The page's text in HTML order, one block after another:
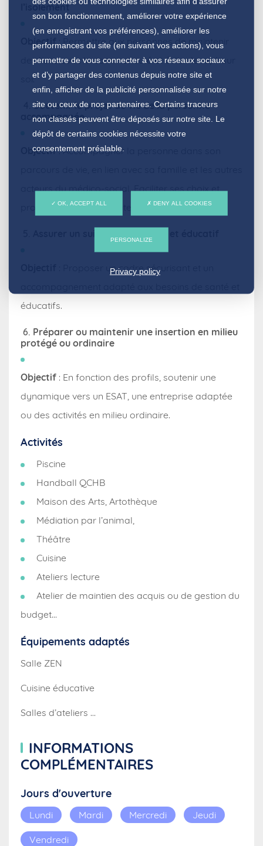
l’isolement
Objectif: Permettre aux personnes de maintenir
des liens avec la communauté et éviter le repli sur
soi.
4.Soutenir le projet de vie de la personne
accompagnée
Objectif: Accompagner la personne dans son
acteurs du médico-social. Faciliter ses choix et
promouvoir son autodétermination.
: Proposer un cadre sécurisant et un
éducatifs.
6. Préparer ou maintenir une insertion en milieu
protégé ou ordinaire
Objectif : En fonction des profils, soutenir une
dynamique vers un ESAT, une entreprise adaptée
ou des activités en milieu ordinaire.
Activités
Piscine
Handball QCHB
Maison des Arts, Artothèque
Médiation par l’animal,
Théâtre
Cuisine
Ateliers lecture
Atelier de maintien des acquis ou de gestion du
budget…
Équipements adaptés
Salle ZEN
Cuisine éducative
Salles d’ateliers …
INFORMATIONS
COMPLÉMENTAIRES
Jours d'ouverture
Lundi Mardi Mercredi Jeudi
Vendredi
son bon fonctionnement, améliorer votre expérience
(en enregistrant vos préférences), améliorer les
performances du site (en suivant vos actions), vous
permettre de vous connecter à vos réseaux sociaux
et d’y partager des contenus depuis notre site et
enfin, afficher de la publicité personnalisée sur notre
site ou ceux de nos partenaires. Certains traceurs
non classés peuvent être déposés sur notre site. Le
dépôt de certains cookies nécessite votre
consentement préalable.
OK, ACCEPT ALL DENY ALL COOKIES
PERSONALIZE
Privacy policy